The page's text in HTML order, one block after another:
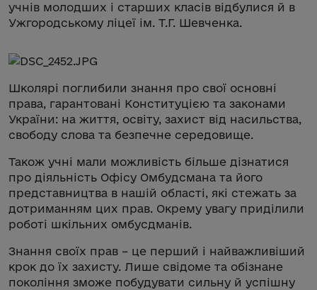
учнів молодших і старших класів відбулися й в
Ужгородському ліцеї ім. Т.Г. Шевченка.
Школярі поглибили знання про свої основні
права, гарантовані Конституцією та законами
України: на життя, освіту, захист від насильства,
свободу слова та безпечне середовище.
Також учні мали можливість більше дізнатися
про діяльність Офісу Омбудсмана та його
представництва в нашій області, які стежать за
дотриманням цих прав. Окрему увагу приділили
роботі шкільних омбусдманів.
Знання своїх прав – це перший і найважливіший
крок до їх захисту. Лише свідоме та обізнане
покоління зможе побудувати сильну й успішну